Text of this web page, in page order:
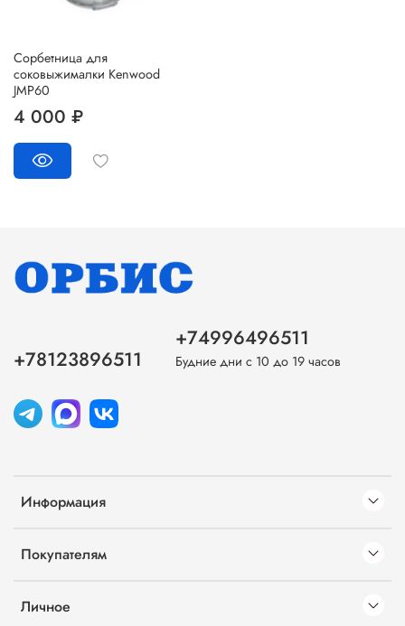
Cорбетница для
соковыжималки Kenwood
JMP60
4 000 ₽
Информация
Покупателям
Личное
+78123896511
+74996496511
Будние дни с 10 до 19 часов